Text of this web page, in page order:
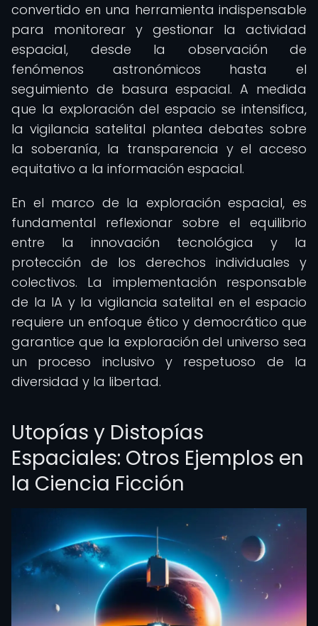
convertido en una herramienta indispensable
para monitorear y gestionar la actividad
espacial, desde la observación de
fenómenos astronómicos hasta el
seguimiento de basura espacial. A medida
que la exploración del espacio se intensifica,
la vigilancia satelital plantea debates sobre
la soberanía, la transparencia y el acceso
equitativo a la información espacial.
En el marco de la exploración espacial, es
fundamental reflexionar sobre el equilibrio
entre la innovación tecnológica y la
protección de los derechos individuales y
colectivos. La implementación responsable
de la IA y la vigilancia satelital en el espacio
requiere un enfoque ético y democrático que
garantice que la exploración del universo sea
un proceso inclusivo y respetuoso de la
diversidad y la libertad.
Utopías y Distopías
Espaciales: Otros Ejemplos en
la Ciencia Ficción